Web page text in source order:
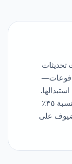
تحديثات
تحقق المطابخ عادةً تقليل عبء الدعم بنسبة ٣٥٪
ضيوف على